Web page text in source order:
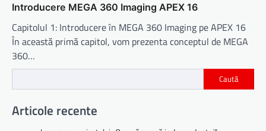
Introducere MEGA 360 Imaging APEX 16
Capitolul 1: Introducere în MEGA 360 Imaging pe APEX 16
În această primă capitol, vom prezenta conceptul de MEGA
360…
Caută
Articole recente